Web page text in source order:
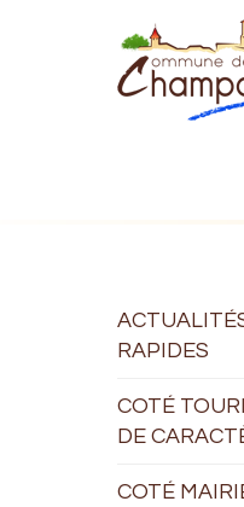
RAPIDES
COTÉ
DE
COTÉ